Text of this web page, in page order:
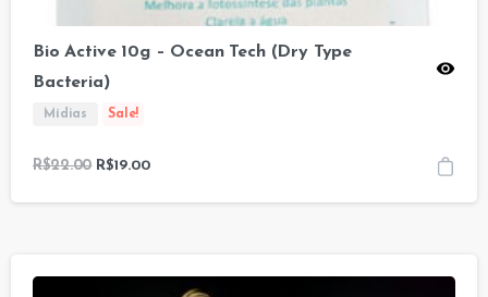
Bio Active 10g – Ocean Tech (Dry Type
Bacteria)
Mídias Sale!
R$22.00 R$19.00